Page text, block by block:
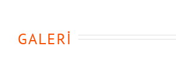
GALERİ